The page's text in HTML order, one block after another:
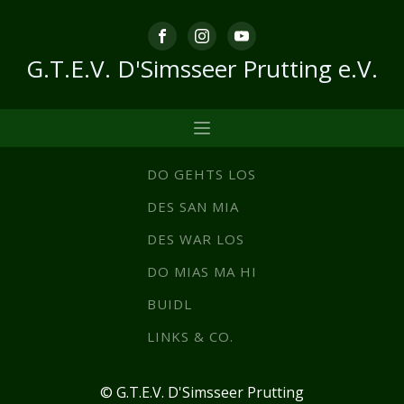
G.T.E.V. D'Simsseer Prutting e.V.
DO GEHTS LOS
DES SAN MIA
DES WAR LOS
DO MIAS MA HI
BUIDL
LINKS & CO.
© G.T.E.V. D'Simsseer Prutting